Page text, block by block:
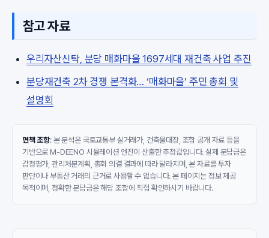
참고 자료
우리자산신탁, 분당 매화마을 1697세대 재건축 사업 추진
분당재건축 2차 경쟁 본격화… ‘매화마을’ 주민 총회 및
설명회
면책 조항: 본 분석은 국토교통부 실거래가, 건축물대장, 조합 공개 자료 등을
기반으로 M-DEENO 시뮬레이션 엔진이 산출한 추정값입니다. 실제 분담금은
감정평가, 관리처분계획, 총회 의결 결과에 따라 달라지며, 본 자료를 투자
판단이나 부동산 거래의 근거로 사용할 수 없습니다. 본 페이지는 정보 제공
목적이며, 정확한 분담금은 해당 조합에 직접 확인하시기 바랍니다.